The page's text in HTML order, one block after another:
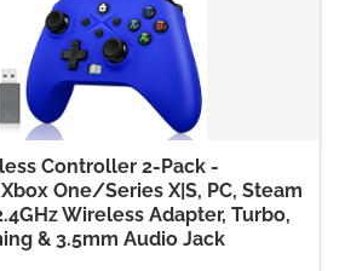
Controller 2-Pack -
One/Series X|S, PC, Steam
Wireless Adapter, Turbo,
& 3.5mm Audio Jack